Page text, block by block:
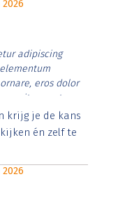
adipiscing
eros dolor
vitae erat.
rutrum lorem
posuere.
krijg je de kans
én zelf te